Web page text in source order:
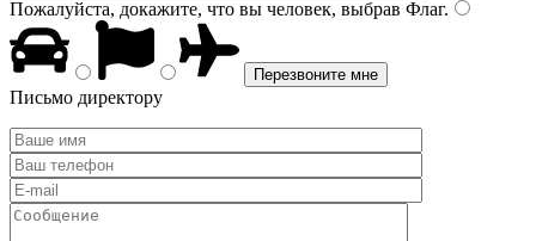
Пожалуйста, докажите, что вы человек, выбрав Флаг.
Письмо директору